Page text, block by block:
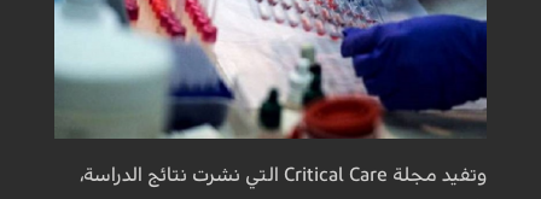
وتفيد مجلة Critical Care التي نشرت نتائج الدراسة،